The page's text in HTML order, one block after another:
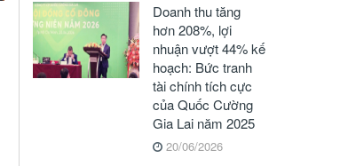
Doanh thu tăng
hơn 208%, lợi
nhuận vượt 44% kế
hoạch: Bức tranh
tài chính tích cực
của Quốc Cường
Gia Lai năm 2025
20/06/2026